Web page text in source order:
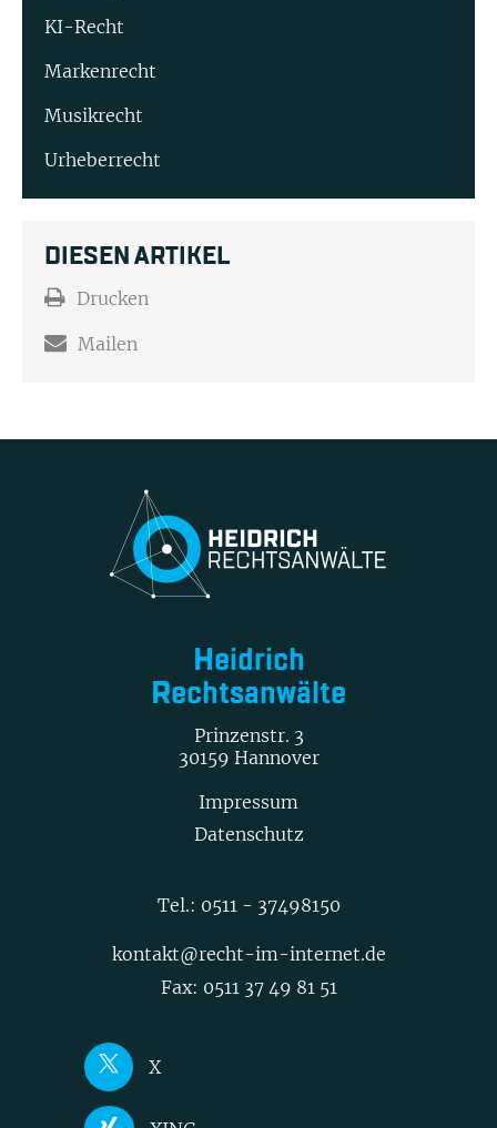
KI-Recht
Markenrecht
Musikrecht
Urheberrecht
DIESEN ARTIKEL
Drucken
Mailen
Heidrich
Rechtsanwälte
Prinzenstr. 3
30159 Hannover
Impressum
Datenschutz
Tel.: 0511 - 37498150
kontakt@recht-im-internet.de
Fax: 0511 37 49 81 51
X